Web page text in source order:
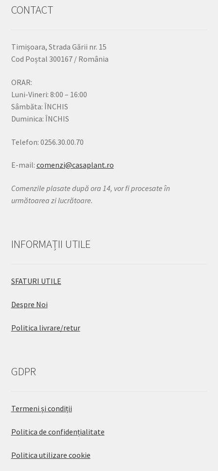
CONTACT
Timișoara, Strada Gării nr. 15
Cod Poștal 300167 / România
ORAR:
Luni-Vineri: 8:00 – 16:00
Sâmbăta: ÎNCHIS
Duminica: ÎNCHIS
Telefon: 0256.30.00.70
E-mail: comenzi@casaplant.ro
Comenzile plasate după ora 14, vor fi procesate în
următoarea zi lucrătoare.
INFORMAȚII UTILE
SFATURI UTILE
Despre Noi
Politica livrare/retur
GDPR
Termeni și condiții
Politica de confidențialitate
Politica utilizare cookie